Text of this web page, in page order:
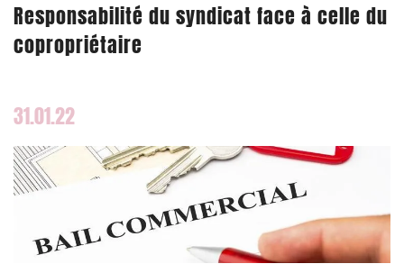
Responsabilité du syndicat face à celle du
copropriétaire
31.01.22